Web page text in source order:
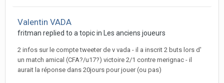
Valentin VADA
fritman replied to a topic in Les anciens joueurs
2 infos sur le compte tweeter de v vada - il a inscrit 2 buts lors d'
un match amical (CFA?/u17?) victoire 2/1 contre merignac - il
aurait la réponse dans 20jours pour jouer (ou pas)